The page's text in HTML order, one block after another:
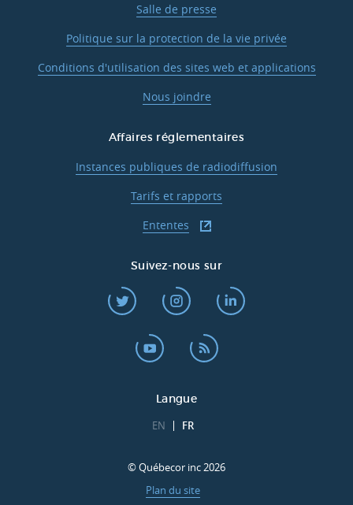
Salle de presse
Politique sur la protection de la vie privée
Conditions d'utilisation des sites web et applications
Nous joindre
Affaires réglementaires
Instances publiques de radiodiffusion
Tarifs et rapports
Ententes
Suivez-nous sur
Langue
EN FR
© Québecor inc 2026
Plan du site